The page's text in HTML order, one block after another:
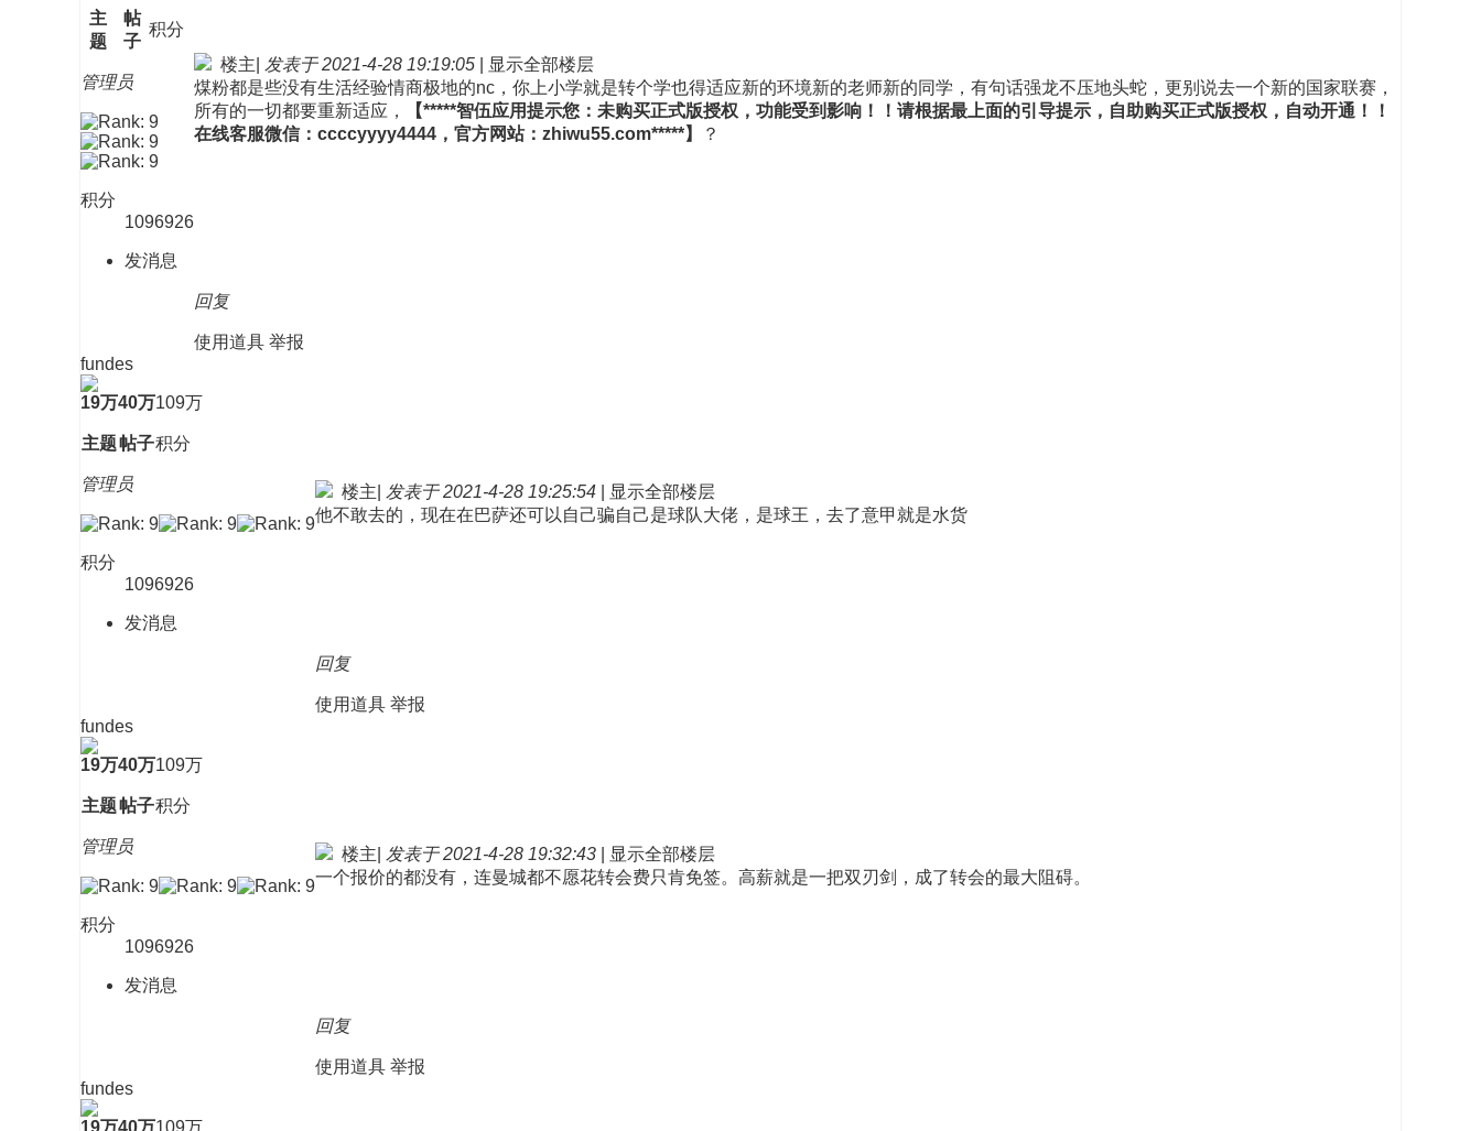
主
题
帖
子
积分
管理员
积分
1096926
发消息
楼主 发表于 2021-4-28 19:19:05
显示全部楼层
煤粉都是些没有生活经验情商极地的nc，你上小学就是转个学也得适应新的环境新的老师新的同学，有句话强龙不压地头蛇，更别说去一个新的国家联赛，
所有的一切都要重新适应，
【*****智伍应用提示您：未购买正式版授权，功能受到影响！！请根据最上面的引导提示，自助购买正式版授权，自动开通！！
在线客服微信：ccccyyyy4444，官方网站：zhiwu55.com*****】
？
回复
使用道具 举报
fundes
19万
主题
40万
帖子
109万
积分
管理员
积分
1096926
发消息
楼主 发表于 2021-4-28 19:25:54
显示全部楼层
他不敢去的，现在在巴萨还可以自己骗自己是球队大佬，是球王，去了意甲就是水货
回复
使用道具 举报
fundes
19万
主题
40万
帖子
109万
积分
管理员
积分
1096926
发消息
楼主 发表于 2021-4-28 19:32:43
显示全部楼层
一个报价的都没有，连曼城都不愿花转会费只肯免签。高薪就是一把双刃剑，成了转会的最大阻碍。
回复
使用道具 举报
fundes